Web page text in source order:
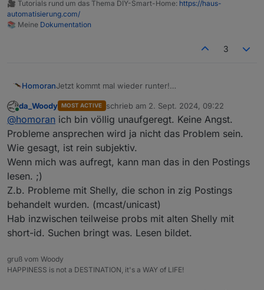
🎥 Tutorials rund um das Thema DIY-Smart-Home: https://haus-
automatisierung.com/
📚 Meine Dokumentation
3
HomoranJetzt kommt mal wieder runter!
@da_woodysagte in Problem mit Rules JS:
Rules ist nicht ein Lieblings Projekt.
im Gegenteil!
Wenn-Dann Anwendungen sehr wohl von@bluefox
als höchst wichtig erachtet wurde und wird.
Das Problem ist eher, dass rules kein eigenständuger
Adapter, sondern ein Teil des javascript Adapters
(der übrigens u.a. auch deswegen auf
Skriptausführung umbenannt wurde)
Möglicherweise geht deswegen das eine (??) issue
zu rules unter.
Online
da_Woody MOST ACTIVE schrieb am 2. Sept. 2024, 09:22
zuletzt editiert von
@homoran ich bin völlig unaufgeregt. Keine Angst.
Probleme ansprechen wird ja nicht das Problem sein.
Wie gesagt, ist rein subjektiv.
Wenn mich was aufregt, kann man das in den Postings
lesen. ;)
Z.b. Probleme mit Shelly, die schon in zig Postings
behandelt wurden. (mcast/unicast)
Hab inzwischen teilweise probs mit alten Shelly mit
short-id. Suchen bringt was. Lesen bildet.
gruß vom Woody
HAPPINESS is not a DESTINATION, it's a WAY of LIFE!